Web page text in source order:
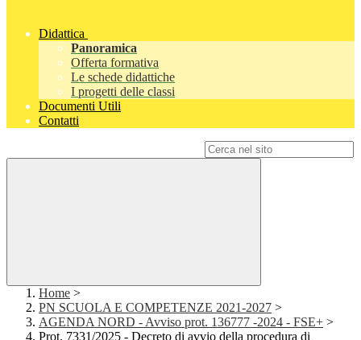
Didattica
Panoramica
Offerta formativa
Le schede didattiche
I progetti delle classi
Documenti Utili
Contatti
Home >
PN SCUOLA E COMPETENZE 2021-2027 >
AGENDA NORD - Avviso prot. 136777 -2024 - FSE+ >
Prot. 7331/2025 - Decreto di avvio della procedura di